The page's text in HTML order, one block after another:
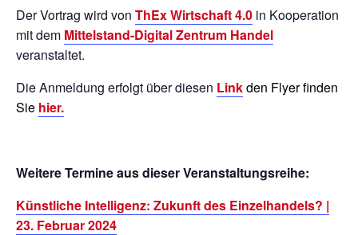
Der Vortrag wird von ThEx Wirtschaft 4.0 in Kooperation
mit dem Mittelstand-Digital Zentrum Handel
veranstaltet.
Die Anmeldung erfolgt über diesen Linkden Flyer finden
Sie hier.
Weitere Termine aus dieser Veranstaltungsreihe:
Künstliche Intelligenz: Zukunft des Einzelhandels? |
23. Februar 2024